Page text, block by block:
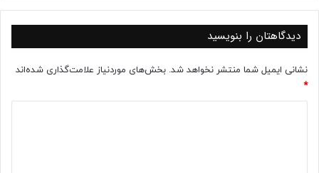
دیدگاهتان را بنویسید
نشانی ایمیل شما منتشر نخواهد شد. بخش‌های موردنیاز علامت‌گذاری شده‌اند
*